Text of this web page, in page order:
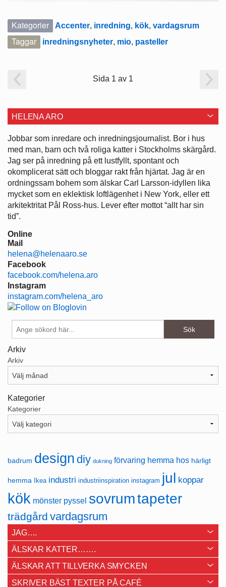
Kategorier Accenter, inredning, kök, vardagsrum
Taggar inredningsnyheter, mio, pasteller
Sida 1 av 1
HELENA ARO
Jobbar som inredare och ­inredningsjournalist. Bor i hus
med man, barn och två roliga katter i ­Stockholms skärgård.
Jag ser på ­inredning på ett lustfyllt, spontant och
okomplicerat sätt och bloggar rakt från hjärtat. Jag är en
ordningssam bohem som älskar Carl Larsson-idyllen lika
mycket som en eklektisk loftlägenhet i New York, eller ett
arkitektritat Pål Ross-hus. Lever efter mottot “allt har sin
tid”.
Online
Mail
helena@helenaaro.se
Facebook
facebook.com/helena.aro
Instagram
instagram.com/helena_aro
Arkiv
Arkiv
Kategorier
Kategorier
badrum design diy dukning förvaring hemma hos härligt
hemma Ikea industri industriinspiration instagram jul koppar
kök mönster pyssel sovrumtapeter
trädgård vardagsrum
JAG….
ÄLSKAR KATTER…….
ÄLSKAR ATT TILLVERKA SMYCKEN
SKRIVER BÄST TEXTER PÅ CAFÉ